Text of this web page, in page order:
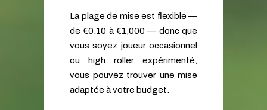
La plage de mise est flexible —
de €0.10 à €1,000 — donc que
vous soyez joueur occasionnel
ou high roller expérimenté,
vous pouvez trouver une mise
adaptée à votre budget.